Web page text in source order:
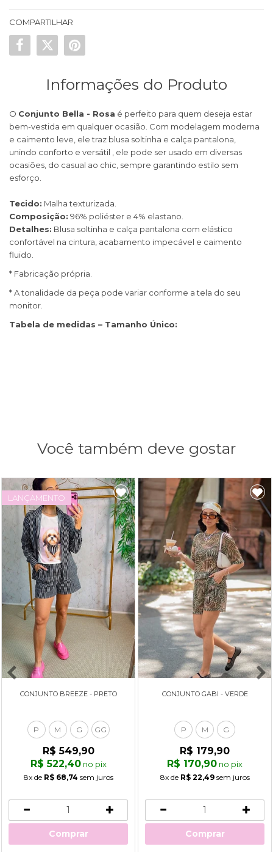
COMPARTILHAR
Informações do Produto
O Conjunto Bella - Rosa é perfeito para quem deseja estar
bem-vestida em qualquer ocasião. Com modelagem moderna
e caimento leve, ele traz blusa soltinha e calça pantalona,
unindo conforto e versátil , ele pode ser usado em diversas
ocasiões, do casual ao chic, sempre garantindo estilo sem
esforço.
Tecido: Malha texturizada.
Composição: 96% poliéster e 4% elastano.
Detalhes: Blusa soltinha e calça pantalona com elástico
confortável na cintura, acabamento impecável e caimento
fluido.
* Fabricação própria.
* A tonalidade da peça pode variar conforme a tela do seu
monitor.
Tabela de medidas – Tamanho Único:
Você também deve gostar
LANÇAMENTO
CONJUNTO BREEZE - PRETO
P M G GG
R$ 549,90
R$ 522,40 no pix
8xde R$ 68,74 sem juros
Comprar
CONJUNTO GABI - VERDE
P M G
R$ 179,90
R$ 170,90 no pix
8xde R$ 22,49sem juros
Comprar